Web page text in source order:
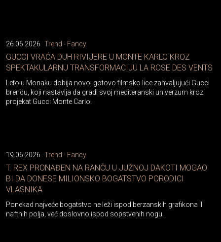
26.06.2026 Trend - Fancy
GUCCI VRAĆA DUH RIVIJERE U MONTE KARLO KROZ
SPEKTAKULARNU TRANSFORMACIJU LA ROSE DES VENTS
Leto u Monaku dobija novo, gotovo filmsko lice zahvaljujući Gucci
brendu, koji nastavlja da gradi svoj mediteranski univerzum kroz
projekat Gucci Monte Carlo.
19.06.2026 Trend - Fancy
T. REX PRONAĐEN NA RANČU U JUŽNOJ DAKOTI MOGAO
BI DA DONESE MILIONSKO BOGATSTVO PORODICI
VLASNIKA
Ponekad najveće bogatstvo ne leži ispod berzanskih grafikona ili
naftnih polja, već doslovno ispod sopstvenih nogu.